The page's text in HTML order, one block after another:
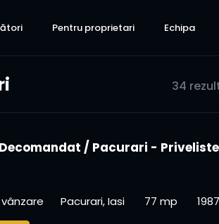
Pentru proprietari Echipa
34
/ Pacurari - Priveliste
Pacurari, Iasi 77 mp 1987